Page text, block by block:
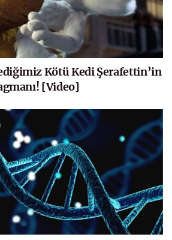
Kötü Kedi Şerafettin’in
[Video]